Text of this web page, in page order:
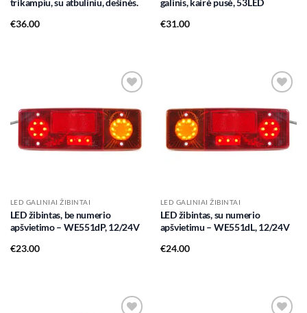
trikampiu, su atbuliniu, dešinės.
€36.00
galinis, kairė pusė, 53LED
€31.00
wishlist
LED GALINIAI ŽIBINTAI
LED žibintas, be numerio
apšvietimo – WE551dP, 12/24V
€23.00
wishlist
LED GALINIAI ŽIBINTAI
LED žibintas, su numerio
apšvietimu – WE551dL, 12/24V
€24.00